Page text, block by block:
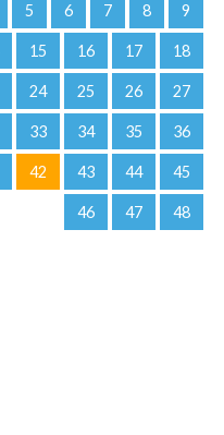
5 6 7 8 9
15 16 17 18
24 25 26 27
33 34 35 36
42 43 44 45
46 47 48